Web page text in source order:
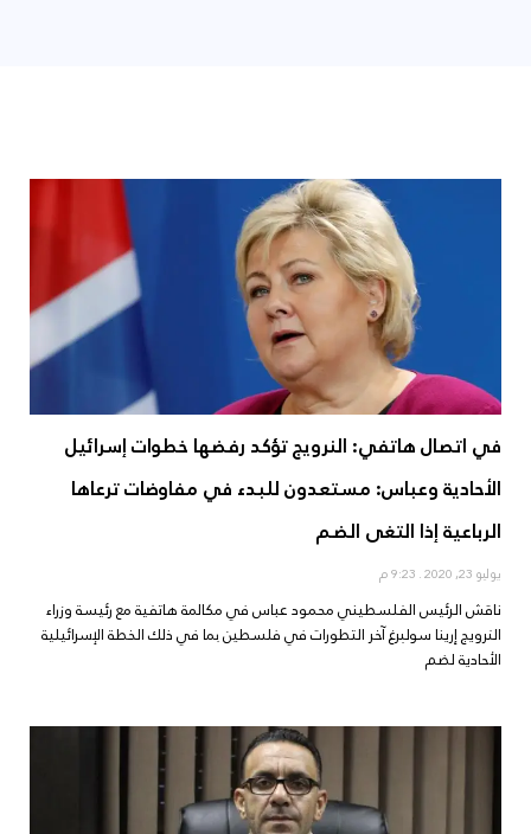
في اتصال هاتفي: النرويج تؤكد رفضها خطوات إسرائيل
الأحادية وعباس: مستعدون للبدء في مفاوضات ترعاها
الرباعية إذا التغى الضم
يوليو 23, 2020
ناقش الرئيس الفلسطيني محمود عباس في مكالمة هاتفية مع رئيسة وزراء
النرويج إرينا سولبرغ آخر التطورات في فلسطين بما في ذلك الخطة الإسرائيلية
الأحادية لضم